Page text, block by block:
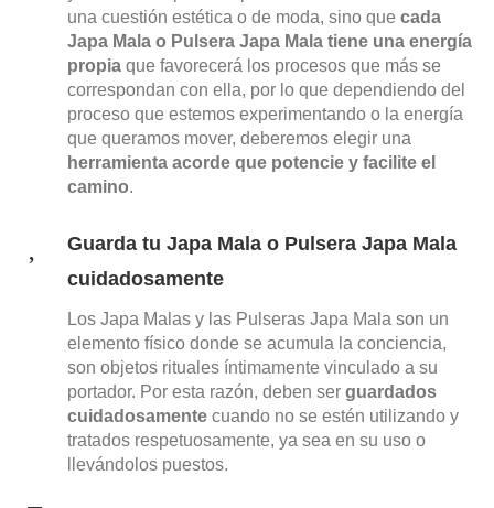
una cuestión estética o de moda, sino que cada
Japa Mala o Pulsera Japa Mala tiene una energía
propia que favorecerá los procesos que más se
correspondan con ella, por lo que dependiendo del
proceso que estemos experimentando o la energía
que queramos mover, deberemos elegir una
herramienta acorde que potencie y facilite el
camino.
Guarda tu Japa Mala o Pulsera Japa Mala
cuidadosamente
Los Japa Malas y las Pulseras Japa Mala son un
elemento físico donde se acumula la conciencia,
son objetos rituales íntimamente vinculado a su
portador. Por esta razón, deben ser guardados
cuidadosamente cuando no se estén utilizando y
tratados respetuosamente, ya sea en su uso o
llevándolos puestos.